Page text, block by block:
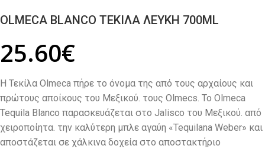
OLMECA BLANCO ΤΕΚΙΛΑ ΛΕΥΚΗ 700ML
25.60€
Η Τεκίλα Olmeca πήρε το όνομα της από τους αρχαίους και
πρώτους αποίκους του Μεξικού. τους Olmecs. Το Olmeca
Tequila Blanco παρασκευάζεται στο Jalisco του Μεξικού. από
χειροποίητα. την καλύτερη μπλε αγαύη «Tequilana Weber» και
αποστάζεται σε χάλκινα δοχεία στο αποστακτήριο